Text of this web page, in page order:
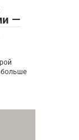
—
больше